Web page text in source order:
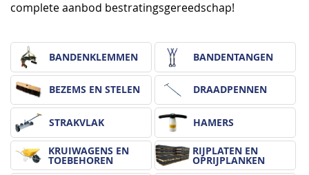
complete aanbod bestratingsgereedschap!
BANDENKLEMMEN BANDENTANGEN
BEZEMS EN STELEN DRAADPENNEN
STRAKVLAK HAMERS
KRUIWAGENS EN
TOEBEHOREN
RIJPLATEN EN
OPRIJPLANKEN